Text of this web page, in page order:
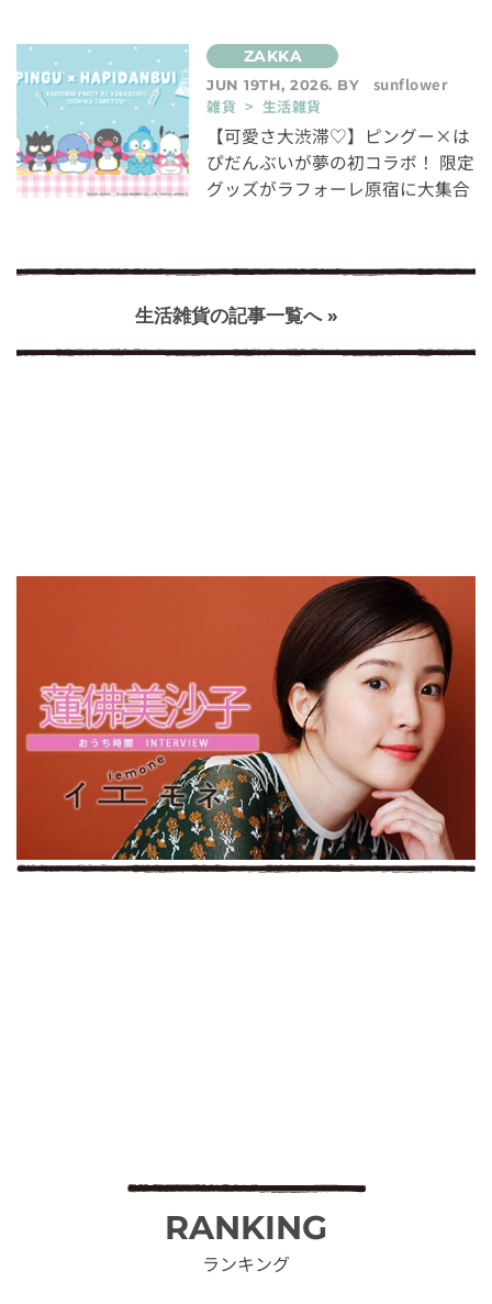
JUN 19TH, 2026. BY
sunflower
雑貨 > 生活雑貨
【可愛さ大渋滞♡】ピングー×は
ぴだんぶいが夢の初コラボ！ 限定
グッズがラフォーレ原宿に大集合
生活雑貨の記事一覧へ »
RANKING
ランキング